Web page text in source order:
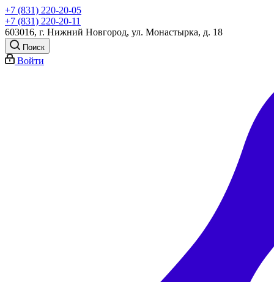
+7 (831) 220-20-05
+7 (831) 220-20-11
603016, г. Нижний Новгород, ул. Монастырка, д. 18
Поиск
Войти